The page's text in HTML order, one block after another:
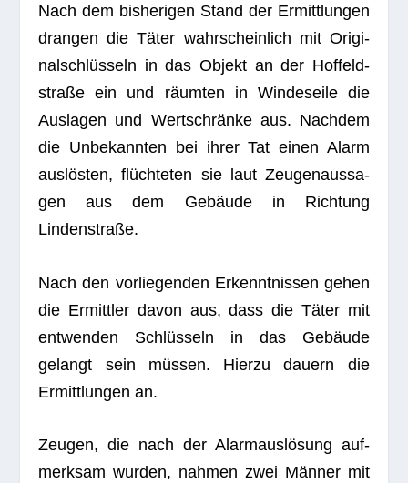
Nach dem bis­he­ri­gen Stand der Ermitt­lun­gen
dran­gen die Täter wahr­schein­lich mit Ori­gi­
nal­schlüs­seln in das Objekt an der Hof­feld­
straße ein und räum­ten in Win­des­eile die
Aus­la­gen und Wert­schränke aus. Nach­dem
die Unbe­kann­ten bei ihrer Tat einen Alarm
aus­lös­ten, flüch­te­ten sie laut Zeu­gen­aus­sa­
gen aus dem Gebäude in Rich­tung
Lindenstraße.
Nach den vor­lie­gen­den Erkennt­nis­sen gehen
die Ermitt­ler davon aus, dass die Täter mit
ent­wen­den Schlüs­seln in das Gebäude
gelangt sein müs­sen. Hierzu dau­ern die
Ermitt­lun­gen an.
Zeu­gen, die nach der Alarm­aus­lö­sung auf­
merk­sam wur­den, nah­men zwei Män­ner mit